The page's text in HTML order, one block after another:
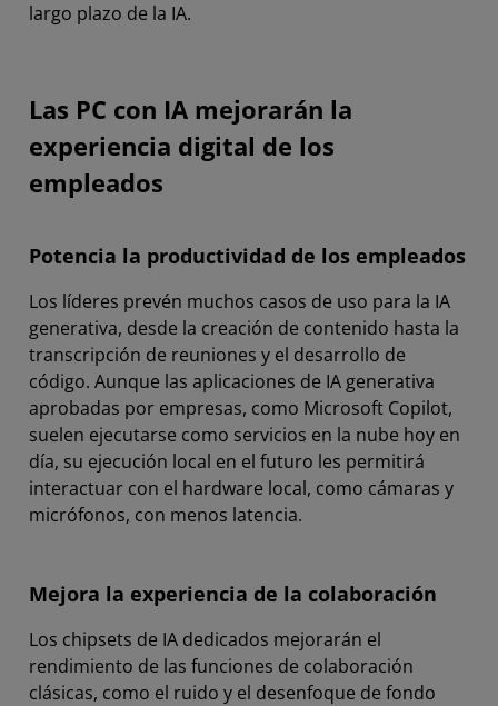
largo plazo de la IA.
Las PC con IA mejorarán la
experiencia digital de los
empleados
Potencia la productividad de los empleados
Los líderes prevén muchos casos de uso para la IA
generativa, desde la creación de contenido hasta la
transcripción de reuniones y el desarrollo de
código. Aunque las aplicaciones de IA generativa
aprobadas por empresas, como Microsoft Copilot,
suelen ejecutarse como servicios en la nube hoy en
día, su ejecución local en el futuro les permitirá
interactuar con el hardware local, como cámaras y
micrófonos, con menos latencia.
Mejora la experiencia de la colaboración
Los chipsets de IA dedicados mejorarán el
rendimiento de las funciones de colaboración
clásicas, como el ruido y el desenfoque de fondo